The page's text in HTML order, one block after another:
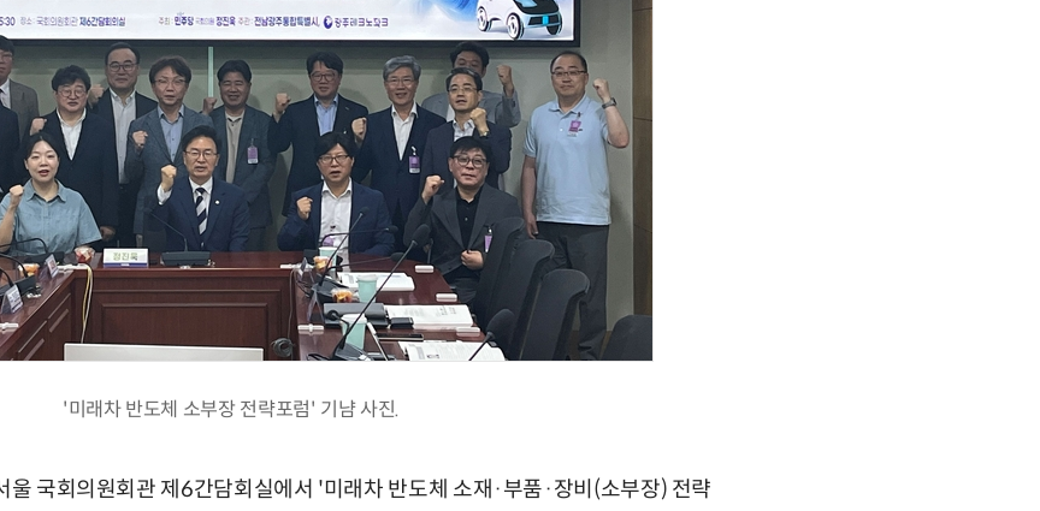
'미래차 반도체 소부장 전략포럼' 기냠 사진.
울 국회의원회관 제6간담회실에서 '미래차 반도체 소재·부품·장비(소부장) 전략